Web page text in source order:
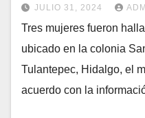
JULIO 31, 2024
Tres mujeres fueron
ubicado en la colonia
Tulantepec, Hidalgo, el
acuerdo con la